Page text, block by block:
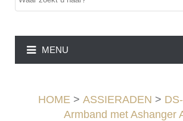
MENU
HOME > ASSIERADEN >
Armband met Ashanger